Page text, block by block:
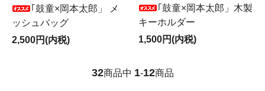
｢鼓童×岡本太郎」 メ
ッシュバッグ
2,500円(内税)
｢鼓童×岡本太郎」木製
キーホルダー
1,500円(内税)
32商品中 1-12商品